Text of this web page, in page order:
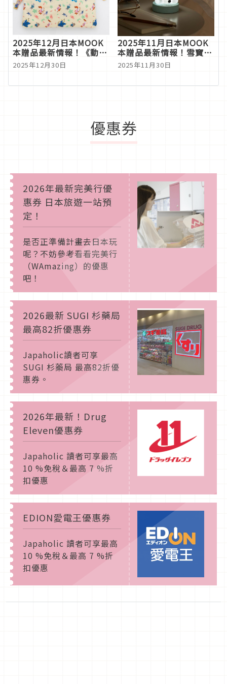
2025年12月日本MOOK
本贈品最新情報！《動物
方城市2》茱蒂＆尼克收
納包登場，粉絲必收
2025年12月30日
2025年11月日本MOOK
本贈品最新情報！雪寶小
夜燈陪你點亮冬季
2025年11月30日
優惠券
2026年最新完美行優
惠券 日本旅遊一站預
定！
是否正準備計畫去日本玩
呢？不妨參考看看完美行
（WAmazing）的優惠
吧！
2026最新 SUGI 杉藥局
最高82折優惠券
Japaholic讀者可享
SUGI 杉藥局 最高82折優
惠券。
2026年最新！Drug
Eleven優惠券
Japaholic 讀者可享最高
10 %免稅＆最高 7 %折
扣優惠
EDION愛電王優惠券
Japaholic 讀者可享最高
10 %免稅＆最高 7 %折
扣優惠